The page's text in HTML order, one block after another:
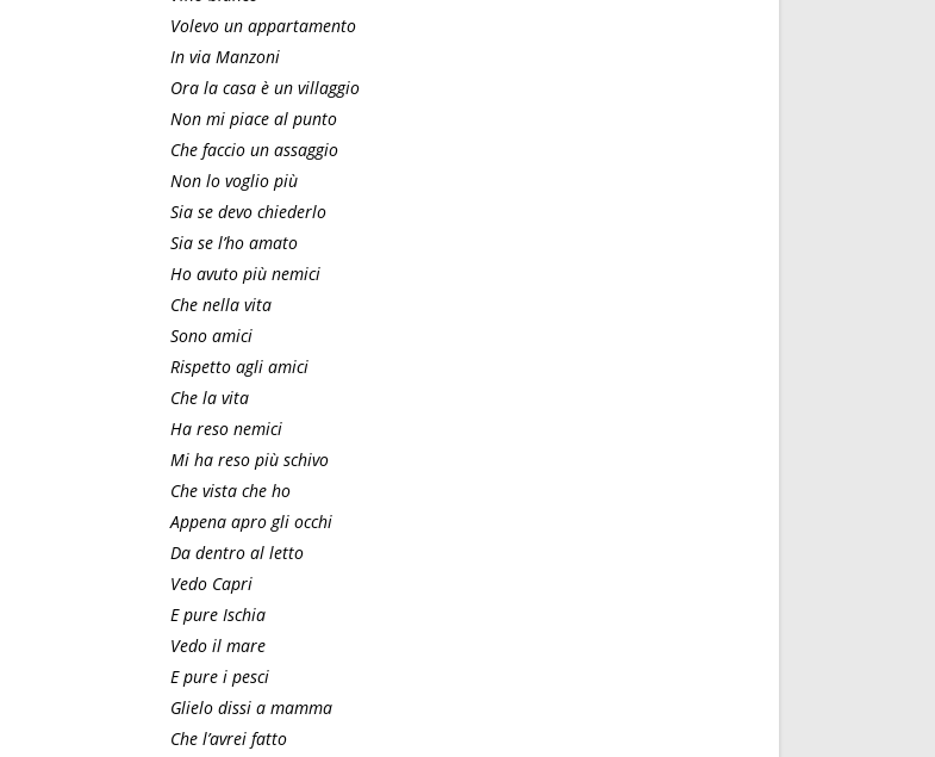
Volevo un appartamento
In via Manzoni
Ora la casa è un villaggio
Non mi piace al punto
Che faccio un assaggio
Non lo voglio più
Sia se devo chiederlo
Sia se l’ho amato
Ho avuto più nemici
Che nella vita
Sono amici
Rispetto agli amici
Che la vita
Ha reso nemici
Mi ha reso più schivo
Che vista che ho
Appena apro gli occhi
Da dentro al letto
Vedo Capri
E pure Ischia
Vedo il mare
E pure i pesci
Glielo dissi a mamma
Che l’avrei fatto